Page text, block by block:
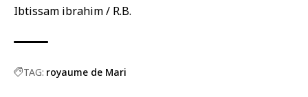
Ibtissam ibrahim / R.B.
TAG: royaume de Mari